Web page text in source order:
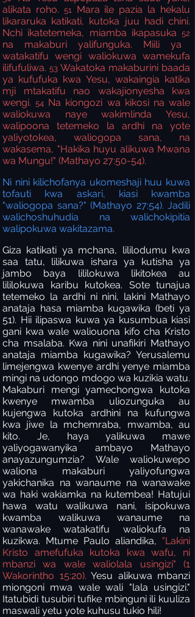
alikata roho. 51Mara ile pazia la hekalu
likararuka katikati, kutoka juu hadi chini.
Nchi ikatetemeka, miamba ikapasuka 52
na makaburi yalifunguka. Miili ya
watakatifu wengi waliokuwa wamekufa
ilifufuliwa. 53 Wakatoka makaburini baada
ya kufufuka kwa Yesu, wakaingia katika
mji mtakatifu nao wakajionyesha kwa
wengi.54 Na kiongozi wa kikosi na wale
waliokuwa naye wakimlinda Yesu,
walipoona tetemeko la ardhi na yote
yaliyotokea, waliogopa sana, na
wakasema, "Hakika huyu alikuwa Mwana
wa Mungu!" (Mathayo 27:50-54).
Ni nini kilichofanya ukomeshaji huu kuwa
tofauti kwa askari, kiasi kwamba
"waliogopa sana?" (Mathayo 27:54). Jadili
walichoshuhudia na walichokipitia
walipokuwa wakitazama.
Giza katikati ya mchana, lililodumu kwa
saa tatu, lilikuwa ishara ya kutisha ya
jambo baya lililokuwa likitokea au
lililokuwa karibu kutokea. Sote tunajua
tetemeko la ardhi ni nini, lakini Mathayo
anataja hasa miamba kugawika (beti ya
51). Hii ilipaswa kuwa ya kusumbua kiasi
gani kwa wale waliouona kifo cha Kristo
cha msalaba. Kwa nini unafikiri Mathayo
anataja miamba kugawika? Yerusalemu
limejengwa kwenye ardhi yenye miamba
mingi na udongo mdogo wa kuzikia watu.
Makaburi mengi yamechongwa kutoka
kwenye mwamba uliozunguka au
kujengwa kutoka ardhini na kufungwa
kwa jiwe la mchemraba, mwamba, au
kito. Je, haya yalikuwa mawe
yaliyogawanyika ambayo Mathayo
anayazungumzia? Wale waliokuwepo
waliona makaburi yaliyofungwa
yakichanika na wanaume na wanawake
wa haki wakiamka na kutembea! Hatujui
hawa watu walikuwa nani, isipokuwa
kwamba walikuwa wanaume na
wanawake watakatifu waliokufa na
kuzikwa. Mtume Paulo aliandika, "Lakini
Kristo amefufuka kutoka kwa wafu, ni
mbanzi wa wale waliolala usingizi" (1
Wakorintho 15:20). Yesu alikuwa mbanzi
miongoni mwa wale wali "lala usingizi."
Itatubidi tusubiri tufike mbinguni ili kuuliza
maswali yetu yote kuhusu tukio hili!